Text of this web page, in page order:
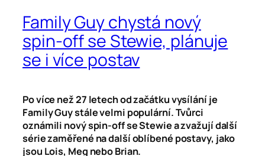
Family Guy chystá nový
spin-off se Stewie, plánuje
se i více postav
Po více než 27 letech od začátku vysílání je
Family Guy stále velmi populární. Tvůrci
oznámili nový spin-off se Stewie a zvažují další
série zaměřené na další oblíbené postavy, jako
jsou Lois, Meg nebo Brian.